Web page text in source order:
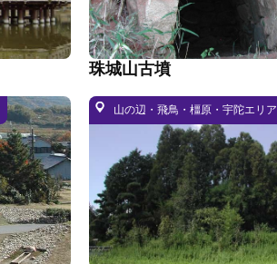
珠城山古墳
山の辺・飛鳥・橿原・宇陀エリア